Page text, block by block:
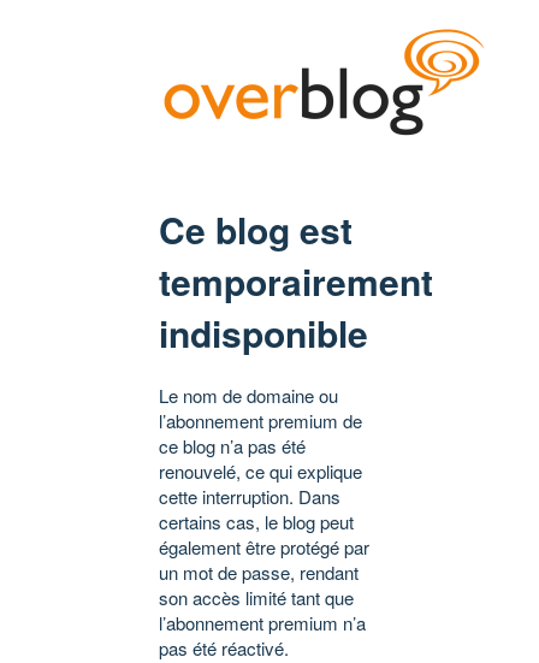
Ce blog est
temporairement
indisponible
Le nom de domaine ou
l’abonnement premium de
ce blog n’a pas été
renouvelé, ce qui explique
cette interruption. Dans
certains cas, le blog peut
également être protégé par
un mot de passe, rendant
son accès limité tant que
l’abonnement premium n’a
pas été réactivé.